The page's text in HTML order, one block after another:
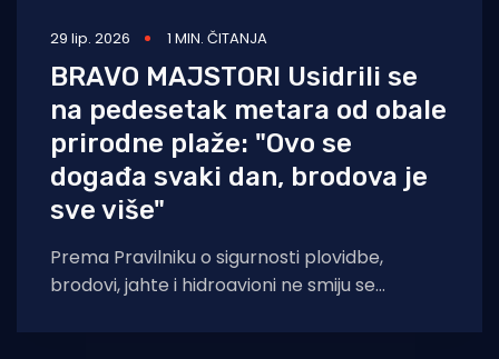
29 lip. 2026 1 MIN. ČITANJA
BRAVO MAJSTORI Usidrili se
na pedesetak metara od obale
prirodne plaže: "Ovo se
događa svaki dan, brodova je
sve više"
Prema Pravilniku o sigurnosti plovidbe,
brodovi, jahte i hidroavioni ne smiju se
manju od